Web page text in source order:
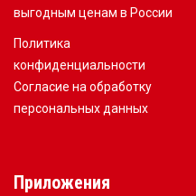
выгодным ценам в России
Политика
конфиденциальности
Согласие на обработку
персональных данных
Приложения